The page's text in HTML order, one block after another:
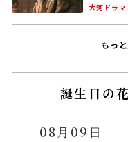
大河ドラマ
もっ
誕生日の
08月09日